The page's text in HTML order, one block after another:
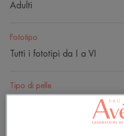
Adulti
Fototipo
Tutti i fototipi da I a VI
Tipo di pelle